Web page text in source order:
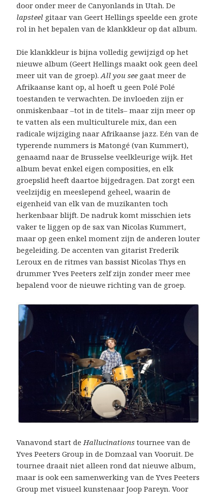
door onder meer de Canyonlands in Utah. De
lapsteel gitaar van Geert Hellings speelde een grote
rol in het bepalen van de klankkleur op dat album.
Die klankkleur is bijna volledig gewijzigd op het
nieuwe album (Geert Hellings maakt ook geen deel
meer uit van de groep).All you see gaat meer de
Afrikaanse kant op, al hoeft u geen Polé Polé
toestanden te verwachten. De invloeden zijn er
onmiskenbaar –tot in de titels– maar zijn meer op
te vatten als een multiculturele mix, dan een
radicale wijziging naar Afrikaanse jazz. Eén van de
typerende nummers is Matongé (van Kummert),
genaamd naar de Brusselse veelkleurige wijk. Het
album bevat enkel eigen composities, en elk
groepslid heeft daartoe bijgedragen. Dat zorgt een
veelzijdig en meeslepend geheel, waarin de
eigenheid van elk van de muzikanten toch
herkenbaar blijft. De nadruk komt misschien iets
vaker te liggen op de sax van Nicolas Kummert,
maar op geen enkel moment zijn de anderen louter
begeleiding. De accenten van gitarist Frederik
Leroux en de ritmes van bassist Nicolas Thys en
drummer Yves Peeters zelf zijn zonder meer mee
bepalend voor de nieuwe richting van de groep.
Vanavond start deHallucinations tournee van de
Yves Peeters Group in de Domzaal van Vooruit. De
tournee draait niet alleen rond dat nieuwe album,
maar is ook een samenwerking van de Yves Peeters
Group met visueel kunstenaar Joop Pareyn. Voor